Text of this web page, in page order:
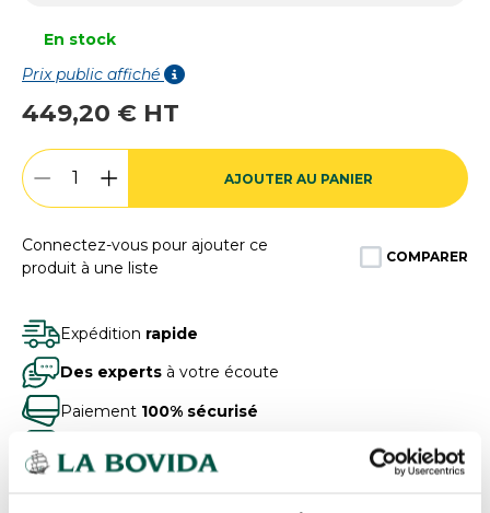
En stock
Prix public affiché
449,20 € HT
AJOUTER AU PANIER
Connectez-vous pour ajouter ce
produit à une liste
COMPARER
Expédition rapide
Des experts à votre écoute
Paiement 100% sécurisé
Devisgratuits